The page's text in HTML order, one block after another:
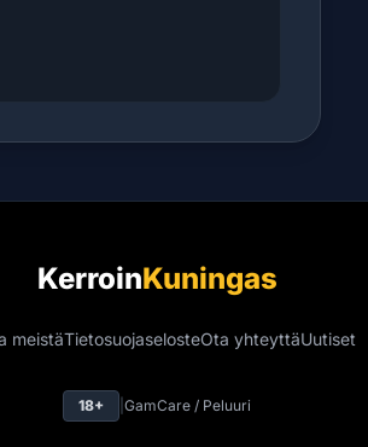
KerroinKuningas
meistäTietosuojaselosteOta yhteyttäUutiset
18+ GamCare / Peluuri